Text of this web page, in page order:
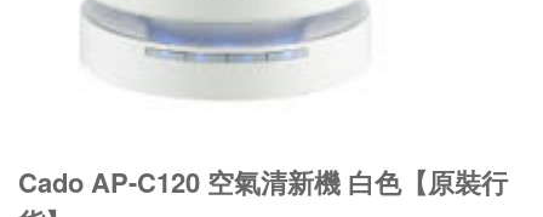
Cado AP-C120 空氣清新機 白色【原裝行